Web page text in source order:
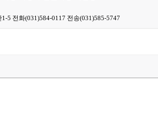
5 전화(031)584-0117 전송(031)585-5747